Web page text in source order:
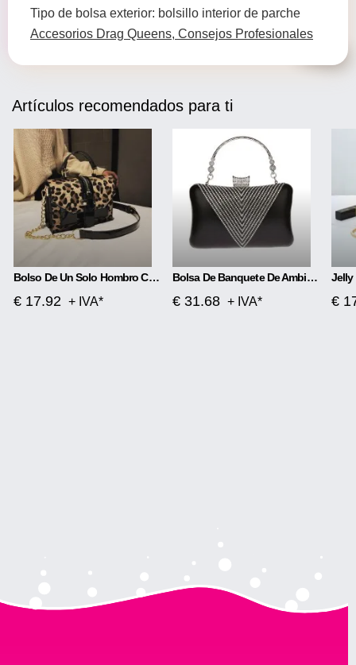
Tipo de bolsa exterior: bolsillo interior de parche
Accesorios Drag Queens, Consejos Profesionales
Artículos recomendados para ti
Bolso De Un Solo Hombro Con Estampado De Leopardo
€ 17.92 + IVA*
Bolsa De Banquete De Ambiente Lujoso Con Diamantes De Imitación
€ 31.68 + IVA* €